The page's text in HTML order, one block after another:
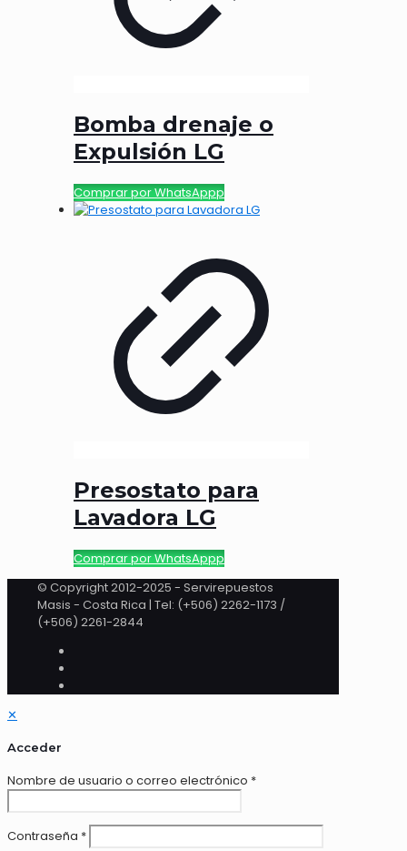
Bomba drenaje o
Expulsión LG
Comprar por WhatsAppp
Presostato para
Lavadora LG
Comprar por WhatsAppp
© Copyright 2012-2025 - Servirepuestos
Masis - Costa Rica | Tel: (+506) 2262-1173 /
(+506) 2261-2844
✕
Acceder
Nombre de usuario o correo electrónico *
Contraseña *